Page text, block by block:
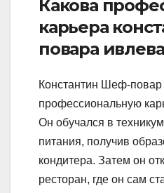
Какова
карьера
повара
Константин Шеф-
профессиональную
Он обучался в
питания, получив
кондитера. Затем он
ресторан, где он сам